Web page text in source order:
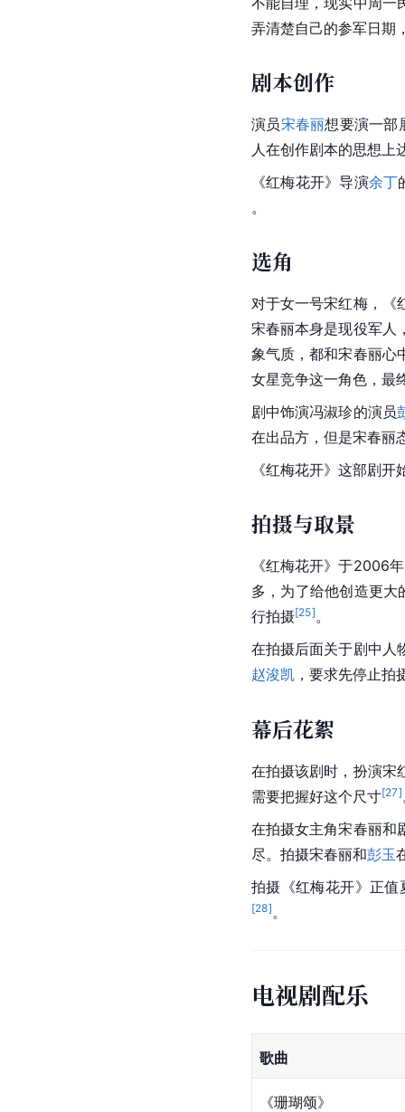
弄清楚自己的参军日期
剧本创作
演员宋春丽想要演一部
人在创作剧本的思想上
《红梅花开》导演余丁
。
选角
对于女一号宋红梅，《
宋春丽本身是现役军人
象气质，都和宋春丽心
女星竞争这一角色，最
剧中饰演冯淑珍的演员
在出品方，但是宋春丽
《红梅花开》这部剧开
拍摄与取景
《红梅花开》于2006
多，为了给他创造更大
行拍摄[25]。
在拍摄后面关于剧中人
赵浚凯 ，要求先停止
幕后花絮
在拍摄该剧时，扮演宋
需要把握好这个尺寸[27]
在拍摄女主角宋春丽和
尽。拍摄宋春丽和彭玉
拍摄《红梅花开》正
[28] 。
电视剧配乐
歌曲
《珊瑚颂》